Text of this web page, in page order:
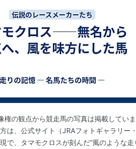
権の観点から競走馬の写真は掲載してい
は、公式サイト（JRAフォトギャラリー
で、タマモクロスが刻んだ“風のような走